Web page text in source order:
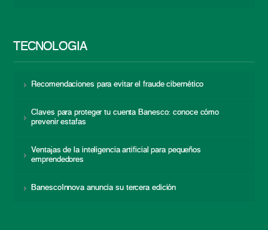
TECNOLOGÍA
Recomendaciones para evitar el fraude cibernético
Claves para proteger tu cuenta Banesco: conoce cómo
prevenir estafas
Ventajas de la inteligencia artificial para pequeños
emprendedores
BanescoInnova anuncia su tercera edición